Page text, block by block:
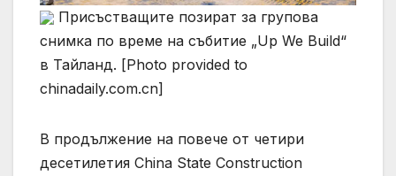
Присъстващите позират за групова
снимка по време на събитие „Up We Build“
в Тайланд. [Photo provided to
chinadaily.com.cn]
В продължение на повече от четири
десетилетия China State Construction